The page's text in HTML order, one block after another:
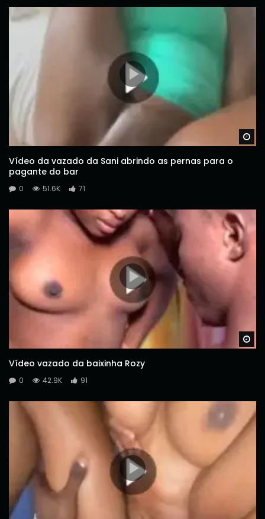
Vídeo da vazado da Sani abrindo as pernas para o
pagante do bar
0 51.6K 71
Vídeo vazado da baixinha Rozy
0 42.9K 91